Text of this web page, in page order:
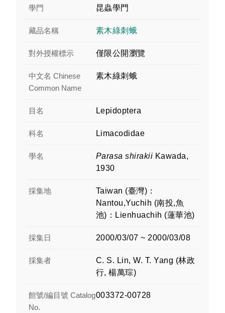
學門 昆蟲學門
藏品名稱 素木綠刺蛾
對外授權標示 僅限公開瀏覽
中文名 Chinese
Common Name
素木綠刺蛾
目名 Lepidoptera
科名 Limacodidae
學名 Parasa shirakii Kawada,
1930
採集地
Taiwan (臺灣)：
Nantou,Yuchih (南投,魚
池)：Lienhuachih (蓮華池)
採集日 2000/03/07 ~ 2000/03/08
採集者
C. S. Lin, W. T. Yang (林政
行, 楊萬琮)
館號/編目號 Catalog
No.
003372-00728